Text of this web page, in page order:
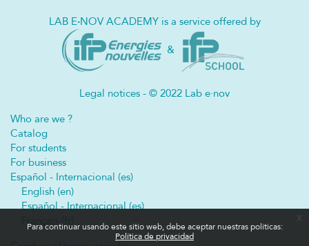
Para continuar usando este sitio web, debe aceptar nuestras políticas:
Política de privacidad
x
LAB E·NOV ACADEMY is a service offered by
&
Legal notices - © 2022 Lab e·nov
Who are we ?
Catalog
For students
For business
Español - Internacional ‎(es)‎
English ‎(en)‎
Español - Internacional ‎(es)‎
Français ‎(fr)‎